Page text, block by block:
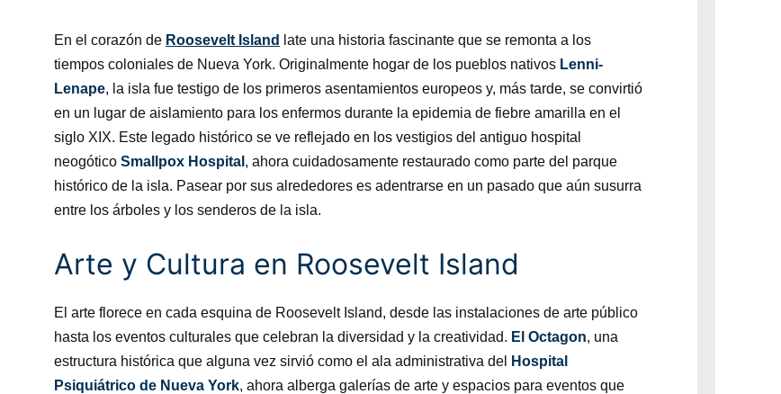
En el corazón de Roosevelt Island
late una historia fascinante que se remonta a los
tiempos coloniales de Nueva York. Originalmente hogar de los pueblos nativos Lenni-
Lenape, la isla fue testigo de los primeros asentamientos europeos y, más tarde, se convirtió
en un lugar de aislamiento para los enfermos durante la epidemia de fiebre amarilla en el
siglo XIX. Este legado histórico se ve reflejado en los vestigios del antiguo hospital
neogótico Smallpox Hospital , ahora cuidadosamente restaurado como parte del parque
histórico de la isla. Pasear por sus alrededores es adentrarse en un pasado que aún susurra
entre los árboles y los senderos de la isla.
Arte y Cultura en Roosevelt Island
El arte florece en cada esquina de Roosevelt Island, desde las instalaciones de arte público
hasta los eventos culturales que celebran la diversidad y la creatividad. El Octagon, una
estructura histórica que alguna vez sirvió como el ala administrativa del
Hospital
Psiquiátrico de Nueva York, ahora alberga galerías de arte y espacios para eventos que